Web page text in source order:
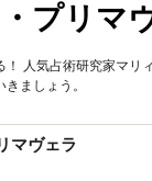
プリマ
！ 人気占術研究家マ
ましょう。
マヴェラ